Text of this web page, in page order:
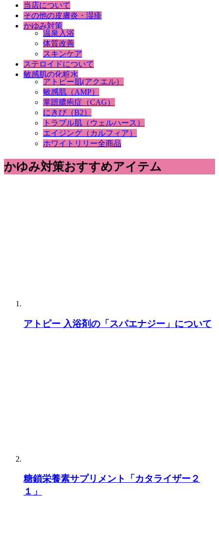
当店について
その他の皮膚炎・湿疹
かゆみ対策
温泉入浴
体質改善
スキンケア
ステロイドについて
敏感肌の化粧水
アトピー肌(アクエル）
敏感肌（AMP）
掌蹠膿疱症（CAG）
にきび（B2）
トラブル肌（ウェルハース）
エイジング（カルフィア）
ホワイトリリー全商品
かゆみ対策おすすめアイテム
アトピー 入浴剤の「スパエナジー」について
糖鎖栄養素サプリメント「カタライザー２
１」